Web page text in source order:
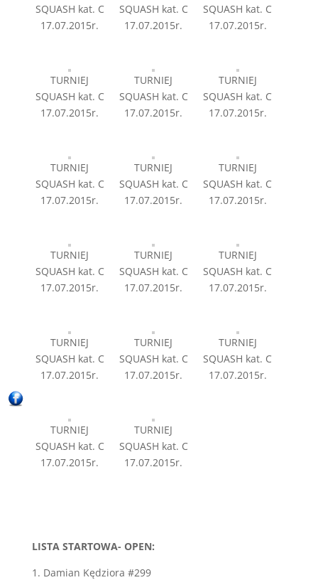
SQUASH kat. C
17.07.2015r.
SQUASH kat. C
17.07.2015r.
SQUASH kat. C
17.07.2015r.
TURNIEJ
SQUASH kat. C
17.07.2015r.
TURNIEJ
SQUASH kat. C
17.07.2015r.
TURNIEJ
SQUASH kat. C
17.07.2015r.
TURNIEJ
SQUASH kat. C
17.07.2015r.
TURNIEJ
SQUASH kat. C
17.07.2015r.
TURNIEJ
SQUASH kat. C
17.07.2015r.
TURNIEJ
SQUASH kat. C
17.07.2015r.
TURNIEJ
SQUASH kat. C
17.07.2015r.
TURNIEJ
SQUASH kat. C
17.07.2015r.
TURNIEJ
SQUASH kat. C
17.07.2015r.
TURNIEJ
SQUASH kat. C
17.07.2015r.
TURNIEJ
SQUASH kat. C
17.07.2015r.
TURNIEJ
SQUASH kat. C
17.07.2015r.
TURNIEJ
SQUASH kat. C
17.07.2015r.
LISTA STARTOWA- OPEN:
1. Damian Kędziora #299